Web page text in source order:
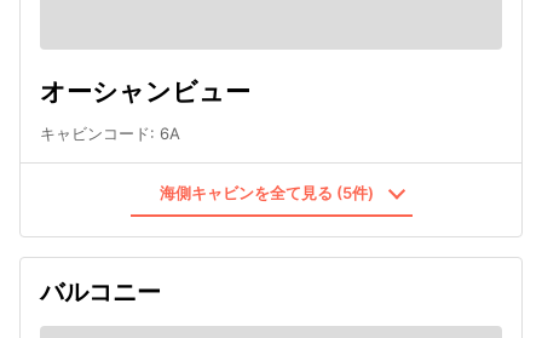
オーシャンビュー
キャビンコード: 6A
海側キャビンを全て見る (5件)
バルコニー